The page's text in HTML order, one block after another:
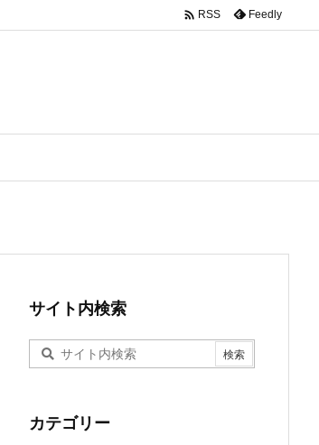
 RSS Feedly
サイト内検索
カテゴリー